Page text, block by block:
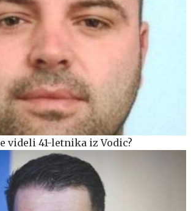
videli 41-letnika iz Vodic?